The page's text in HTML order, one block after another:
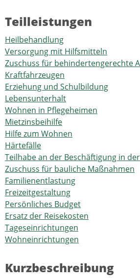
Teilleistungen
Heilbehandlung
Versorgung mit Hilfsmitteln
Zuschuss für behindertengerechte
Kraftfahrzeugen
Erziehung und Schulbildung
Lebensunterhalt
Wohnen in Pflegeheimen
Mietzinsbeihilfe
Hilfe zum Wohnen
Härtefälle
Teilhabe an der Beschäftigung in
Zuschuss für bauliche Maßnahmen
Familienentlastung
Freizeitgestaltung
Persönliches Budget
Ersatz der Reisekosten
Tageseinrichtungen
Wohneinrichtungen
Kurzbeschreibung